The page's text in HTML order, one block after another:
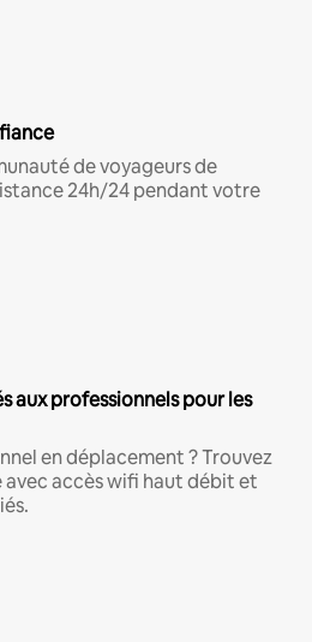
de voyageurs de
24h/24 pendant votre
aux professionnels pour les
en déplacement ? Trouvez
avec accès wifi haut débit et